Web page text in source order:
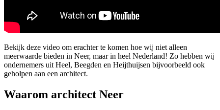
Bekijk deze video om erachter te komen hoe wij niet alleen
meerwaarde bieden in Neer, maar in heel Nederland! Zo hebben wij
ondernemers uit Heel, Beegden en Heijthuijsen bijvoorbeeld ook
geholpen aan een architect.
Waarom architect Neer